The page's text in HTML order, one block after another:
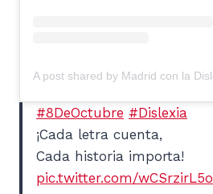
#8DeOctubre #Dislexia
¡Cada letra cuenta,
Cada historia importa!
pic.twitter.com/wCSrzirL5o